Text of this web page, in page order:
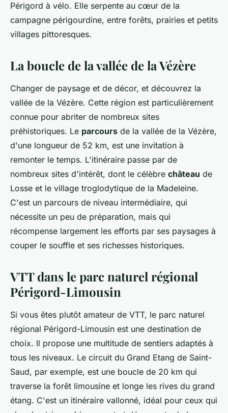
Périgord à vélo. Elle serpente au cœur de la
campagne périgourdine, entre forêts, prairies et petits
villages pittoresques.
La boucle de la vallée de la Vézère
Changer de paysage et de décor, et découvrez la
vallée de la Vézère. Cette région est particulièrement
connue pour abriter de nombreux sites
préhistoriques. Le parcours de la vallée de la Vézère,
d'une longueur de 52 km, est une invitation à
remonter le temps. L'itinéraire passe par de
nombreux sites d'intérêt, dont le célèbre château de
Losse et le village troglodytique de la Madeleine.
C'est un parcours de niveau intermédiaire, qui
nécessite un peu de préparation, mais qui
récompense largement les efforts par ses paysages à
couper le souffle et ses richesses historiques.
VTT dans le parc naturel régional
Périgord-Limousin
Si vous êtes plutôt amateur de VTT, le parc naturel
régional Périgord-Limousin est une destination de
choix. Il propose une multitude de sentiers adaptés à
tous les niveaux. Le circuit du Grand Etang de Saint-
Saud, par exemple, est une boucle de 20 km qui
traverse la forêt limousine et longe les rives du grand
étang. C'est un itinéraire vallonné, idéal pour ceux qui